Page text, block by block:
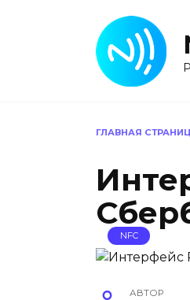
ГЛАВНАЯ
NFC
АВТОР